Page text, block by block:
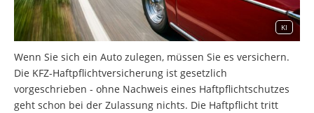
KI
Wenn Sie sich ein Auto zulegen, müssen Sie es versichern.
Die KFZ-Haftpflichtversicherung ist gesetzlich
vorgeschrieben - ohne Nachweis eines Haftpflichtschutzes
geht schon bei der Zulassung nichts. Die Haftpflicht tritt